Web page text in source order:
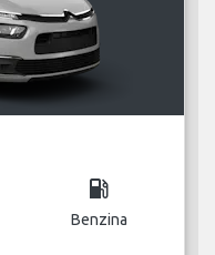
local_gas_station
Benzina